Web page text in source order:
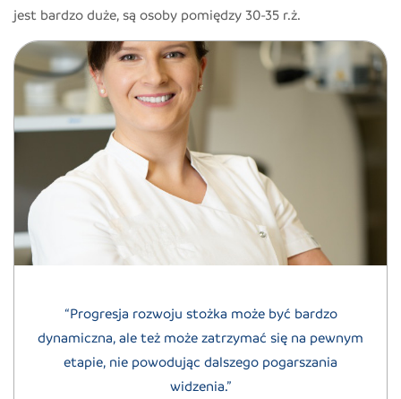
jest bardzo duże, są osoby pomiędzy 30-35 r.ż.
“Progresja rozwoju stożka może być bardzo
dynamiczna, ale też może zatrzymać się na pewnym
etapie, nie powodując dalszego pogarszania
widzenia.”